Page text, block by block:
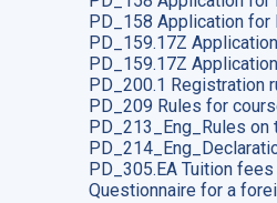
PD_158 Application
PD_159.17Z
PD_159.17Z
PD_200.1 Registration
PD_209 Rules for
PD_213_Eng_Rules
PD_305.EA Tuition
Questionnaire for a